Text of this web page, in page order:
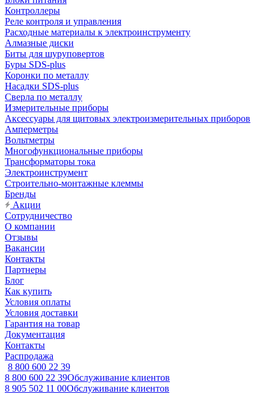
Контроллеры
Реле контроля и управления
Расходные материалы к электроинструменту
Алмазные диски
Биты для шуруповертов
Буры SDS-plus
Коронки по металлу
Насадки SDS-plus
Сверла по металлу
Измерительные приборы
Аксессуары для щитовых электроизмерительных приборов
Амперметры
Вольтметры
Многофункциональные приборы
Трансформаторы тока
Электроинструмент
Строительно-монтажные клеммы
Бренды
Акции
Сотрудничество
О компании
Отзывы
Вакансии
Контакты
Партнеры
Блог
Как купить
Условия оплаты
Условия доставки
Гарантия на товар
Документация
Контакты
Распродажа
8 800 600 22 39
8 800 600 22 39Обслуживание клиентов
8 905 502 11 00Обслуживание клиентов